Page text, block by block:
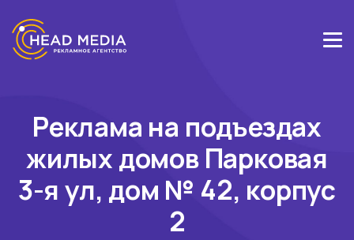
Реклама на подъездах
жилых домов Парковая
3-я ул, дом № 42, корпус
2